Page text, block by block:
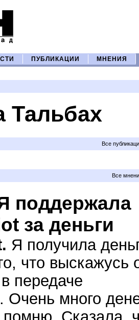
ПУБЛИКАЦИИ МНЕНИЯ
Тальбах
Все
Все
поддержала
за деньги
Я получила
что выскажусь
передаче
Очень много
Сказала,